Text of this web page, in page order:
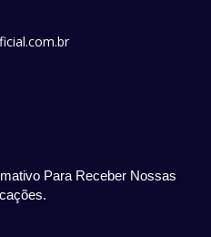
Para Receber Nossas